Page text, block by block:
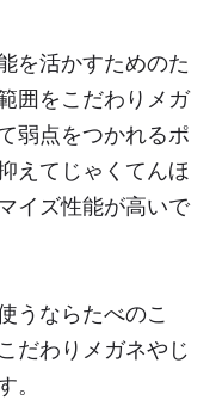
を活かすためのた
囲をこだわりメガ
弱点をつかれるポ
えてじゃくてんほ
イズ性能が高いで
うならたべのこ
だわりメガネやじ